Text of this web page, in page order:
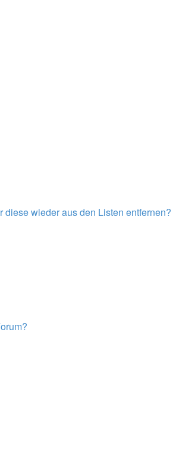
wieder aus den Listen entfernen?